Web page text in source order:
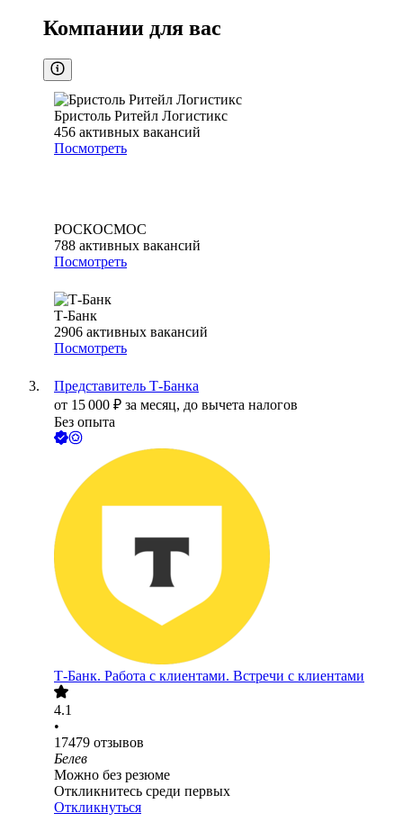
Компании для вас
Бристоль Ритейл Логистикс
456 активных вакансий
Посмотреть
РОСКОСМОС
788 активных вакансий
Посмотреть
Т-Банк
2906 активных вакансий
Посмотреть
Представитель Т-Банка
от 15 000 ₽ за месяц, до вычета налогов
Без опыта
Т-Банк. Работа с клиентами. Встречи с клиентами
4.1
•
17479 отзывов
Белев
Можно без резюме
Откликнитесь среди первых
Откликнуться